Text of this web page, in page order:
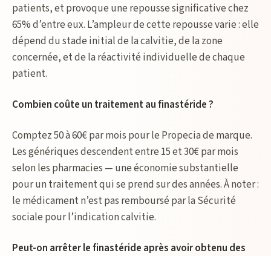
patients, et provoque une repousse significative chez
65% d’entre eux. L’ampleur de cette repousse varie : elle
dépend du stade initial de la calvitie, de la zone
concernée, et de la réactivité individuelle de chaque
patient.
Combien coûte un traitement au finastéride ?
Comptez 50 à 60€ par mois pour le Propecia de marque.
Les génériques descendent entre 15 et 30€ par mois
selon les pharmacies — une économie substantielle
pour un traitement qui se prend sur des années. À noter :
le médicament n’est pas remboursé par la Sécurité
sociale pour l’indication calvitie.
Peut-on arrêter le finastéride après avoir obtenu des